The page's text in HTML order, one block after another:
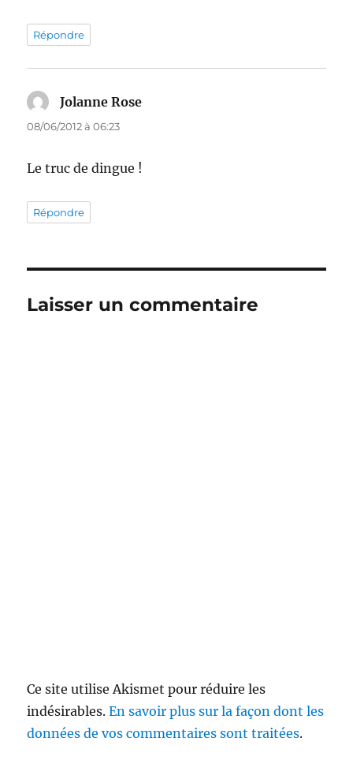
Répondre
Jolanne Rose
08/06/2012 à 06:23
Le truc de dingue !
Répondre
Laisser un commentaire
Ce site utilise Akismet pour réduire les
indésirables.En savoir plus sur la façon dont les
données de vos commentaires sont traitées.